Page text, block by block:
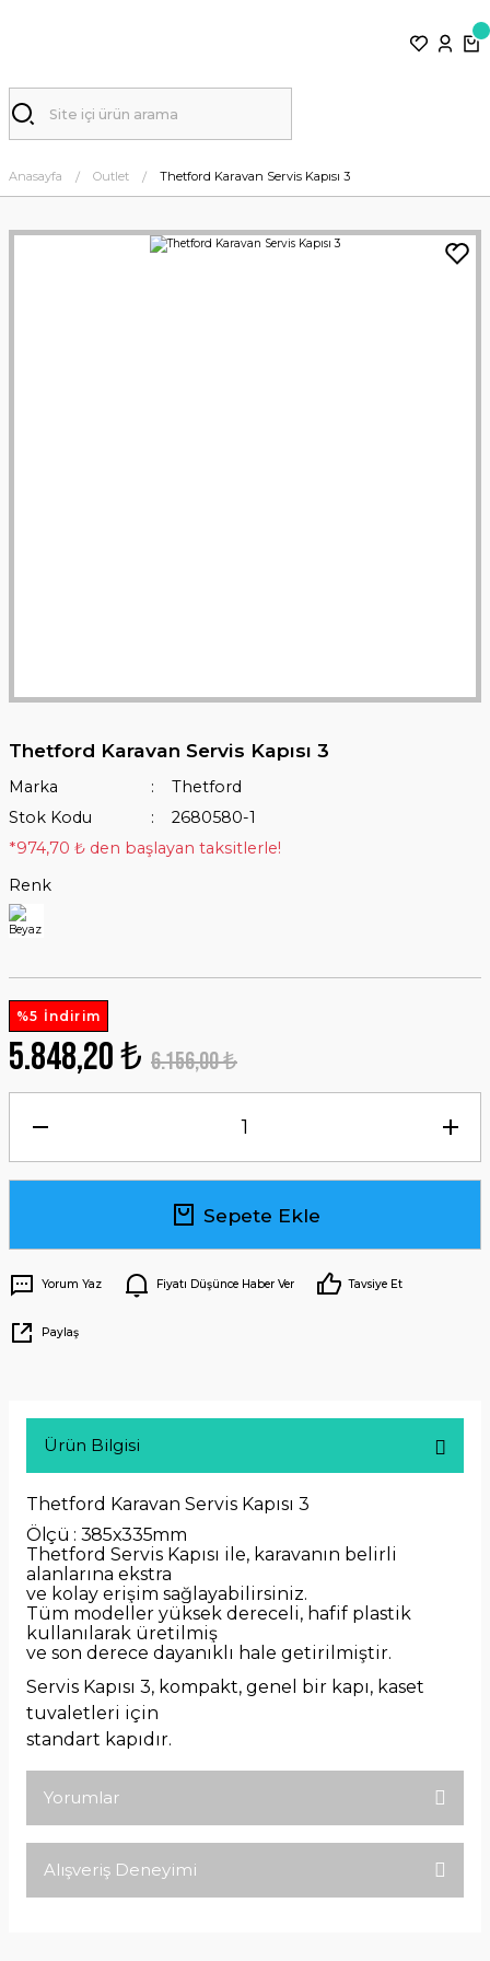
Anasayfa Outlet Thetford Karavan Servis Kapısı 3
Thetford Karavan Servis Kapısı 3
Marka
Thetford
Stok Kodu
2680580-1
*974,70 ₺ den başlayan taksitlerle!
Renk
%5 İndirim
5.848,20 ₺ 6.156,00 ₺
Sepete Ekle
Yorum Yaz Fiyatı Düşünce Haber Ver Tavsiye Et
Paylaş
Ürün Bilgisi
Thetford Karavan Servis Kapısı 3
Ölçü : 385x335mm
Thetford Servis Kapısı ile, karavanın belirli
alanlarına ekstra
ve kolay erişim sağlayabilirsiniz.
Tüm modeller yüksek dereceli, hafif plastik
kullanılarak üretilmiş
ve son derece dayanıklı hale getirilmiştir.
Servis Kapısı 3, kompakt, genel bir kapı, kaset
tuvaletleri için
standart kapıdır.
Yorumlar
Alışveriş Deneyimi